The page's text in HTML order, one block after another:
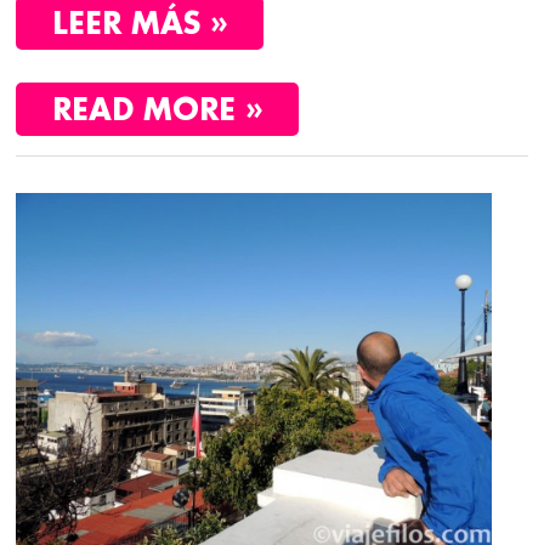
LEER MÁS »
READ MORE »
LO
DE
CHILE,
VALPARAÍSO
Y
VIÑA
DEL
MAR